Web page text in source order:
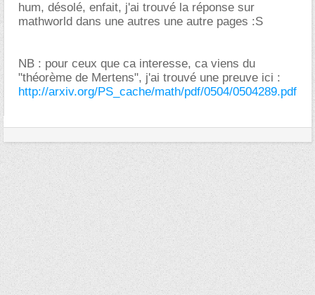
hum, désolé, enfait, j'ai trouvé la réponse sur
mathworld dans une autres une autre pages :S
NB : pour ceux que ca interesse, ca viens du
"théorème de Mertens", j'ai trouvé une preuve ici :
http://arxiv.org/PS_cache/math/pdf/0504/0504289.pdf